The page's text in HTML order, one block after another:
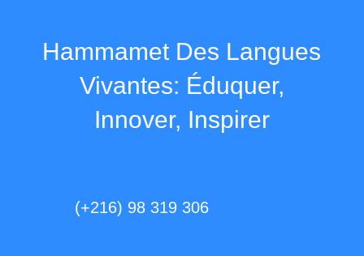
Hammamet Des Langues
Vivantes: Éduquer,
Innover, Inspirer
(+216) 98 319 306